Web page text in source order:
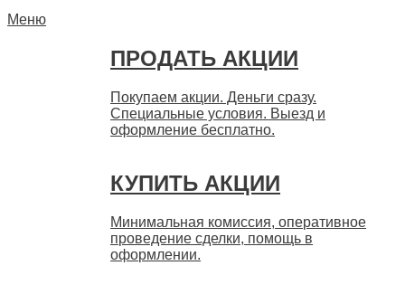
Меню
ПРОДАТЬ АКЦИИ
Покупаем акции. Деньги сразу.
Специальные условия. Выезд и
оформление бесплатно.
КУПИТЬ АКЦИИ
Минимальная комиссия, оперативное
проведение сделки, помощь в
оформлении.